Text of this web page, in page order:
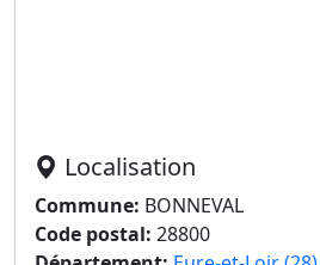
Localisation
Commune: BONNEVAL
Code postal: 28800